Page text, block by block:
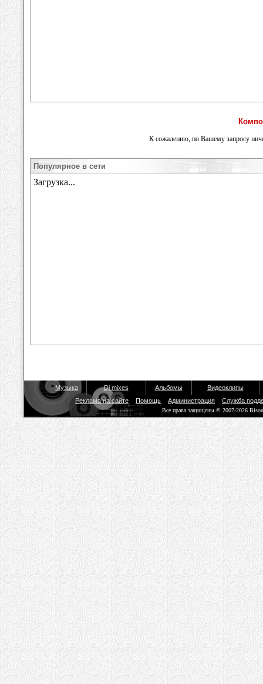
К сожалению, по Вашему запросу
Популярное в сети
Музыка Dj mixes Альбомы
Видеоклипы
Реклама на сайте
Помощь Администрация Служба
Все права защищены © 2007-2026